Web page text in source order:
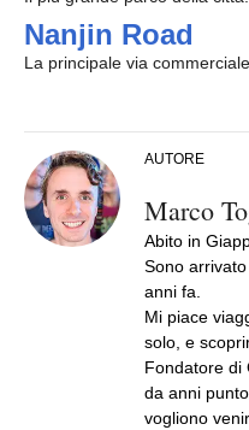
Nanjin Road
La principale via
AUTORE
Marco
Abito in
Sono
anni fa.
Mi piace
solo, e
Fondatore di
da anni
vogliono